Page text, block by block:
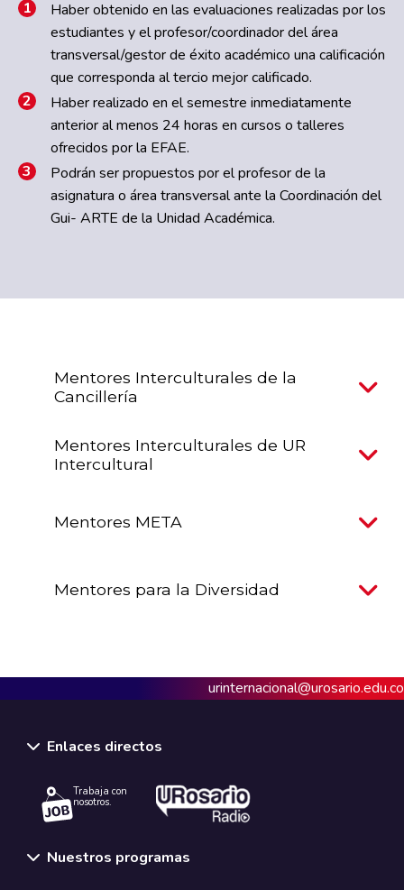
Haber obtenido en las evaluaciones realizadas por los
estudiantes y el profesor/coordinador del área
transversal/gestor de éxito académico una calificación
que corresponda al tercio mejor calificado.
Haber realizado en el semestre inmediatamente
anterior al menos 24 horas en cursos o talleres
ofrecidos por la EFAE.
Podrán ser propuestos por el profesor de la
asignatura o área transversal ante la Coordinación del
Gui- ARTE de la Unidad Académica.
Mentores Interculturales de la
Cancillería
Mentores Interculturales de UR
Intercultural
Mentores META
Mentores para la Diversidad
urinternacional@urosario.edu.co
Enlaces directos
Trabaja con
nosotros.
Nuestros programas